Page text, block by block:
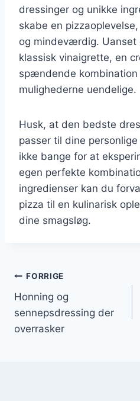
dressinger og unikke
skabe en
og mindeværdig.
klassisk vinaigrette, en
spændende
mulighederne uendelige.
Husk, at den bedste
passer til dine
ikke bange for at
egen perfekte
ingredienser kan du
pizza til en kulinarisk
dine smagsløg.
FORRIGE
Honning og
sennepsdressing der
overrasker